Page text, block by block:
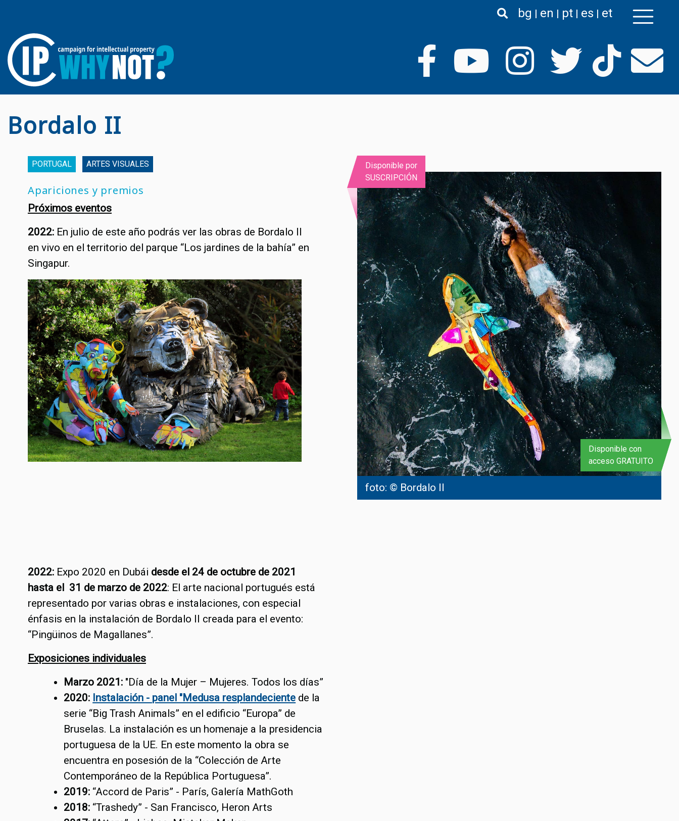
bg en pt es et
Bordalo II
PORTUGAL ARTES VISUALES
Apariciones y premios
Próximos eventos
2022: En julio de este año podrás ver las obras de Bordalo II
en vivo en el territorio del parque “Los jardines de la bahía” en
Singapur.
2022: Expo 2020 en Dubái desde el 24 de octubre de 2021
hasta el 31 de marzo de 2022: El arte nacional portugués está
representado por varias obras e instalaciones, con especial
énfasis en la instalación de Bordalo II creada para el evento:
“Pingüinos de Magallanes”.
Exposiciones individuales
Marzo 2021: "Día de la Mujer – Mujeres. Todos los días”
2020: Instalación - panel "Medusa resplandeciente de la
serie “Big Trash Animals” en el edificio “Europa” de
Bruselas. La instalación es un homenaje a la presidencia
portuguesa de la UE. En este momento la obra se
encuentra en posesión de la “Colección de Arte
Contemporáneo de la República Portuguesa”.
2019: “Accord de Paris” - París, Galería MathGoth
2018: “Trashedy” - San Francisco, Heron Arts
foto: © Bordalo II
Disponible por
SUSCRIPCIÓN
Disponible con
acceso GRATUITO